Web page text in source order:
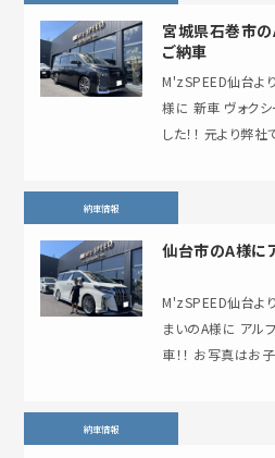
宮城県石巻市
ご納車
M'zSPEED仙台よりご
様に 新車 ヴォクシーをご納車させていただきま
した！！ 元より弊社でアルファードをご購入いただ
納車情報
仙台市のA様に
M'zSPEED仙台より納車
まいのA様に アルファード S-Cパッケージをご納
車！！ お写真はお子さんが代表して写ってくださ
納車情報